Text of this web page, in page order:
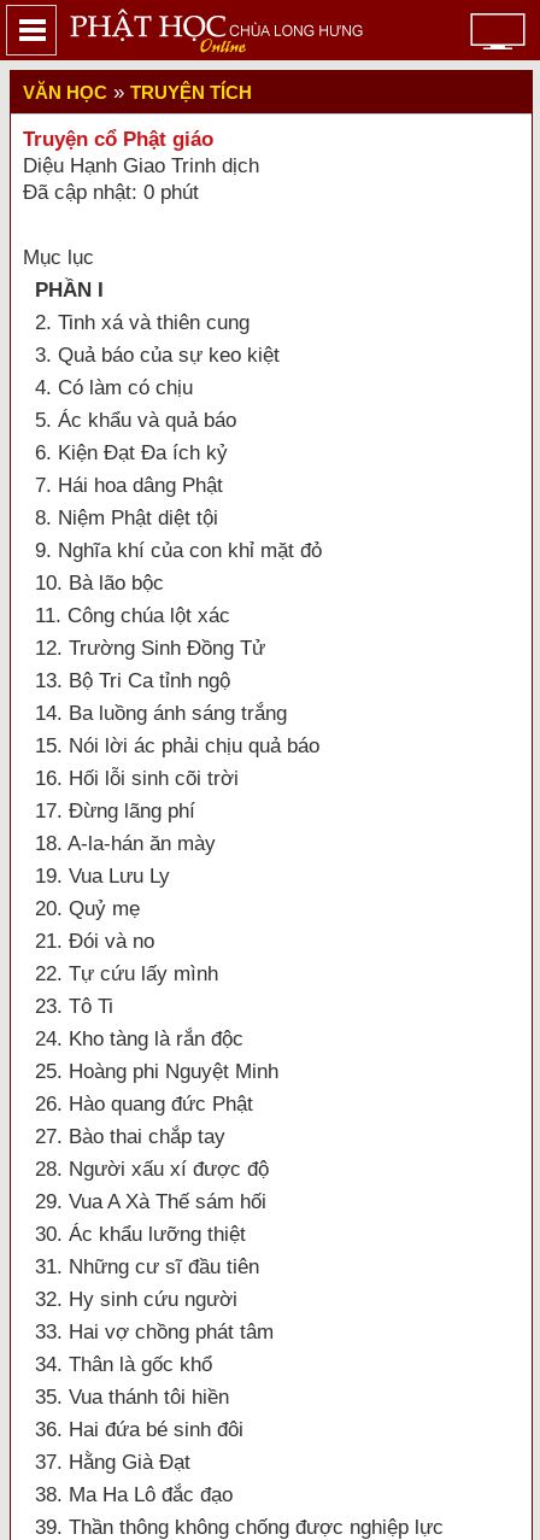
VĂN HỌC » TRUYỆN TÍCH
Truyện cổ Phật giáo
Diệu Hạnh Giao Trinh dịch
Đã cập nhật: 0 phút
Mục lục
PHẦN I
2. Tinh xá và thiên cung
3. Quả báo của sự keo kiệt
4. Có làm có chịu
5. Ác khẩu và quả báo
6. Kiện Đạt Đa ích kỷ
7. Hái hoa dâng Phật
8. Niệm Phật diệt tội
9. Nghĩa khí của con khỉ mặt đỏ
10. Bà lão bộc
11. Công chúa lột xác
12. Trường Sinh Đồng Tử
13. Bộ Tri Ca tỉnh ngộ
14. Ba luồng ánh sáng trắng
15. Nói lời ác phải chịu quả báo
16. Hối lỗi sinh cõi trời
17. Đừng lãng phí
18. A-la-hán ăn mày
19. Vua Lưu Ly
20. Quỷ mẹ
21. Đói và no
22. Tự cứu lấy mình
23. Tô Ti
24. Kho tàng là rắn độc
25. Hoàng phi Nguyệt Minh
26. Hào quang đức Phật
27. Bào thai chắp tay
28. Người xấu xí được độ
29. Vua A Xà Thế sám hối
30. Ác khẩu lưỡng thiệt
31. Những cư sĩ đầu tiên
32. Hy sinh cứu người
33. Hai vợ chồng phát tâm
34. Thân là gốc khổ
35. Vua thánh tôi hiền
36. Hai đứa bé sinh đôi
37. Hằng Già Đạt
38. Ma Ha Lô đắc đạo
39. Thần thông không chống được nghiệp lực